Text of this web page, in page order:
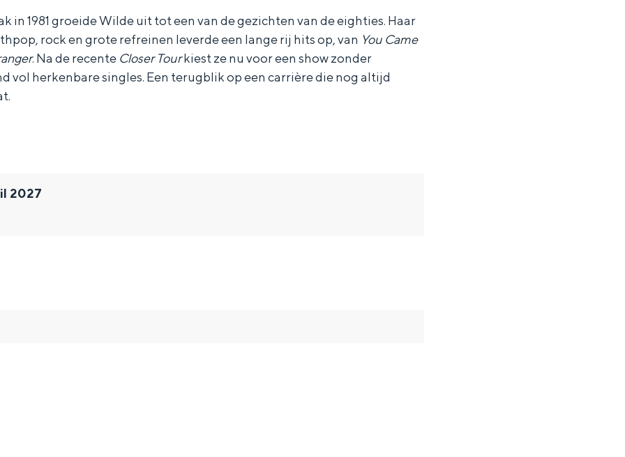
in 1981 groeide Wilde uit tot een van de gezichten van de eighties. Haar
rock en grote refreinen leverde een lange rij hits op, van You Came
. Na de recente Closer Tourkiest ze nu voor een show zonder
vol herkenbare singles. Een terugblik op een carrière die nog altijd
2027